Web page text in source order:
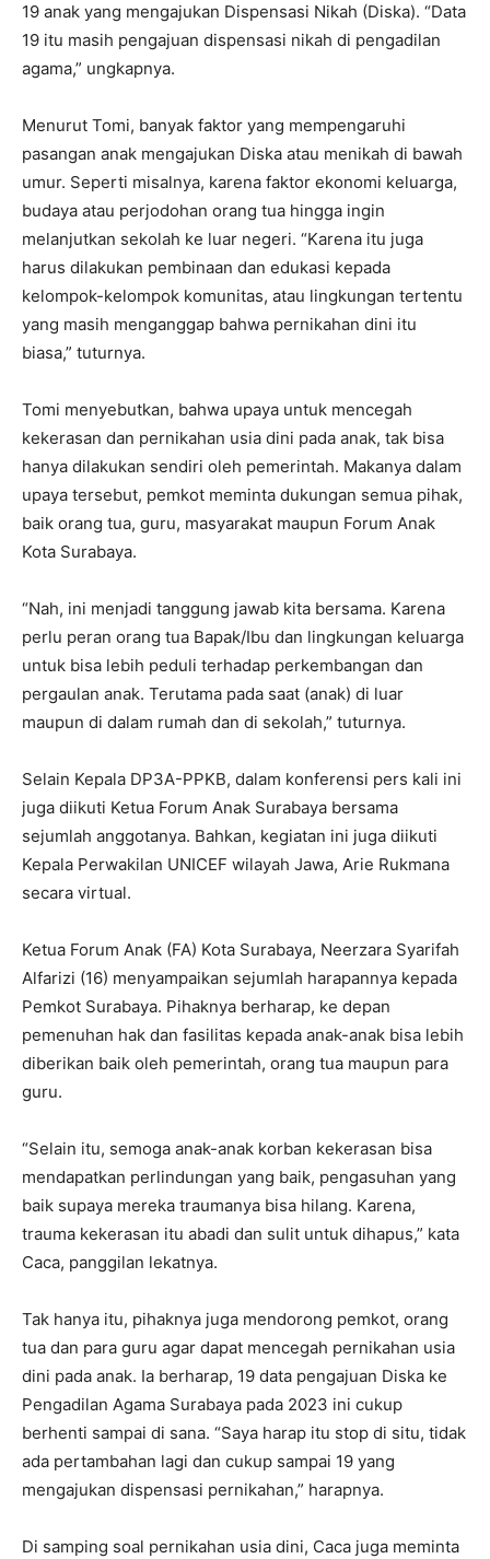
19 anak yang mengajukan Dispensasi Nikah (Diska). “Data
19 itu masih pengajuan dispensasi nikah di pengadilan
agama,” ungkapnya.
Menurut Tomi, banyak faktor yang mempengaruhi
pasangan anak mengajukan Diska atau menikah di bawah
umur. Seperti misalnya, karena faktor ekonomi keluarga,
budaya atau perjodohan orang tua hingga ingin
melanjutkan sekolah ke luar negeri. “Karena itu juga
harus dilakukan pembinaan dan edukasi kepada
kelompok-kelompok komunitas, atau lingkungan tertentu
yang masih menganggap bahwa pernikahan dini itu
biasa,” tuturnya.
Tomi menyebutkan, bahwa upaya untuk mencegah
kekerasan dan pernikahan usia dini pada anak, tak bisa
hanya dilakukan sendiri oleh pemerintah. Makanya dalam
upaya tersebut, pemkot meminta dukungan semua pihak,
baik orang tua, guru, masyarakat maupun Forum Anak
Kota Surabaya.
“Nah, ini menjadi tanggung jawab kita bersama. Karena
perlu peran orang tua Bapak/Ibu dan lingkungan keluarga
untuk bisa lebih peduli terhadap perkembangan dan
pergaulan anak. Terutama pada saat (anak) di luar
maupun di dalam rumah dan di sekolah,” tuturnya.
Selain Kepala DP3A-PPKB, dalam konferensi pers kali ini
juga diikuti Ketua Forum Anak Surabaya bersama
sejumlah anggotanya. Bahkan, kegiatan ini juga diikuti
Kepala Perwakilan UNICEF wilayah Jawa, Arie Rukmana
secara virtual.
Ketua Forum Anak (FA) Kota Surabaya, Neerzara Syarifah
Alfarizi (16) menyampaikan sejumlah harapannya kepada
Pemkot Surabaya. Pihaknya berharap, ke depan
pemenuhan hak dan fasilitas kepada anak-anak bisa lebih
diberikan baik oleh pemerintah, orang tua maupun para
guru.
“Selain itu, semoga anak-anak korban kekerasan bisa
mendapatkan perlindungan yang baik, pengasuhan yang
baik supaya mereka traumanya bisa hilang. Karena,
trauma kekerasan itu abadi dan sulit untuk dihapus,” kata
Caca, panggilan lekatnya.
Tak hanya itu, pihaknya juga mendorong pemkot, orang
tua dan para guru agar dapat mencegah pernikahan usia
dini pada anak. Ia berharap, 19 data pengajuan Diska ke
Pengadilan Agama Surabaya pada 2023 ini cukup
berhenti sampai di sana. “Saya harap itu stop di situ, tidak
ada pertambahan lagi dan cukup sampai 19 yang
mengajukan dispensasi pernikahan,” harapnya.
Di samping soal pernikahan usia dini, Caca juga meminta